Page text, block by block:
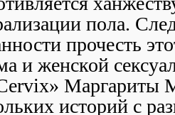
пола.
прочесть
и женской
Маргариты
историй с